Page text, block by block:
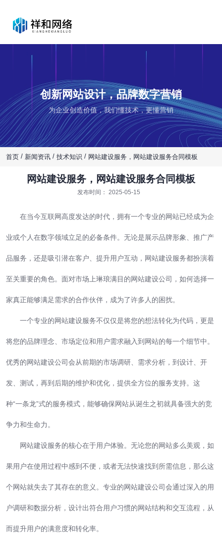
创新网站设计，品牌数字营销
为企业创造价值，我们懂技术，更懂营销
首页 / 新闻资讯 / 技术知识 / 网站建设服务，网站建设服务合同模板
网站建设服务，网站建设服务合同模板
发布时间： 2025-05-15
在当今互联网高度发达的时代，拥有一个专业的网站已经成为企
业或个人在数字领域立足的必备条件。无论是展示品牌形象、推广产
品服务，还是吸引潜在客户、提升用户互动，网站建设服务都扮演着
至关重要的角色。面对市场上琳琅满目的网站建设公司，如何选择一
家真正能够满足需求的合作伙伴，成为了许多人的困扰。
一个专业的网站建设服务不仅仅是将您的想法转化为代码，更是
将您的品牌理念、市场定位和用户需求融入到网站的每一个细节中。
优秀的网站建设公司会从前期的市场调研、需求分析，到设计、开
发、测试，再到后期的维护和优化，提供全方位的服务支持。这
种“一条龙”式的服务模式，能够确保网站从诞生之初就具备强大的竞
争力和生命力。
网站建设服务的核心在于用户体验。无论您的网站多么美观，如
果用户在使用过程中感到不便，或者无法快速找到所需信息，那么这
个网站就失去了其存在的意义。专业的网站建设公司会通过深入的用
户调研和数据分析，设计出符合用户习惯的网站结构和交互流程，从
而提升用户的满意度和转化率。